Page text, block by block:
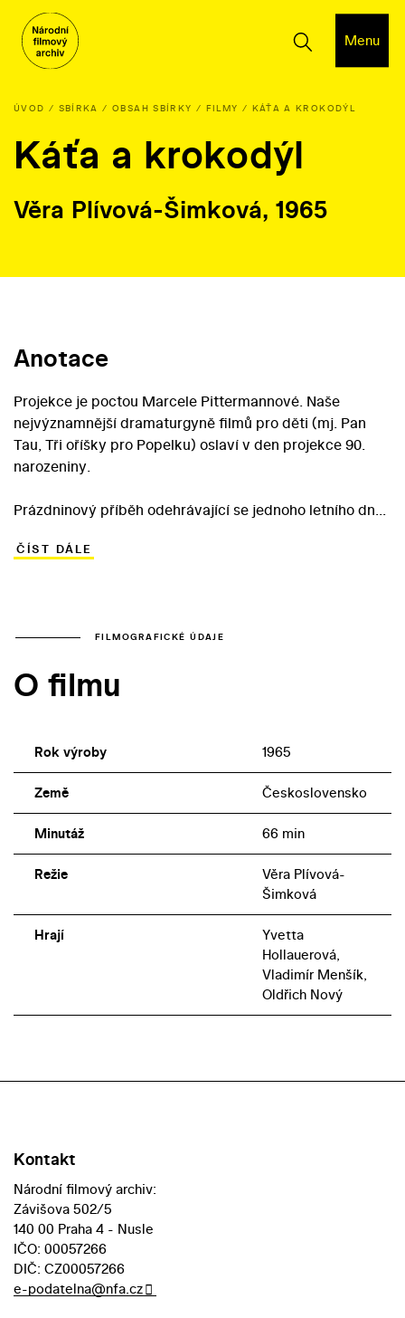
Menu
ÚVOD SBÍRKA OBSAH SBÍRKY FILMY KÁŤA A KROKODÝL
Káťa a krokodýl
Věra Plívová-Šimková, 1965
Anotace
Projekce je poctou Marcele Pittermannové. Naše
nejvýznamnější dramaturgyně filmů pro děti (mj. Pan
Tau, Tři oříšky pro Popelku) oslaví v den projekce 90.
narozeniny.
Prázdninový příběh odehrávající se jednoho letního dne
vezme o prázdninách na starost zvířata ze školního
ČÍST DÁLE
FILMOGRAFICKÉ ÚDAJE
O filmu
Rok výroby 1965
Země Československo
Minutáž 66 min
Režie
Věra Plívová-
Šimková
Hrají
Yvetta
Hollauerová,
Vladimír Menšík,
Oldřich Nový
Kontakt
Národní filmový archiv:
Závišova 502/5
140 00 Praha 4 - Nusle
IČO: 00057266
DIČ: CZ00057266
e-podatelna@nfa.cz